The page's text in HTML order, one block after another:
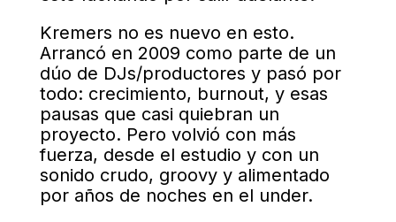
Kremers no es nuevo en esto.
Arrancó en 2009 como parte de un
dúo de DJs/productores y pasó por
todo: crecimiento, burnout, y esas
pausas que casi quiebran un
proyecto. Pero volvió con más
fuerza, desde el estudio y con un
sonido crudo, groovy y alimentado
por años de noches en el under.